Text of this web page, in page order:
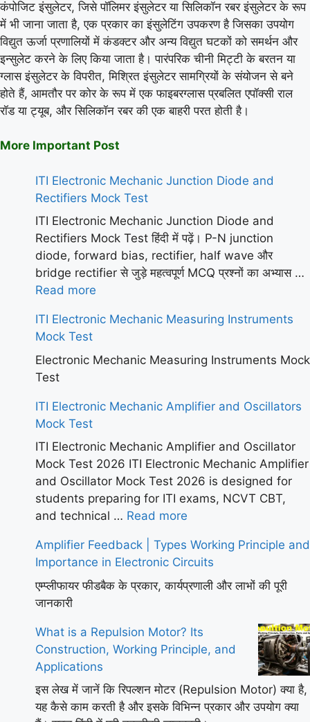
कंपोजिट इंसुलेटर, जिसे पॉलिमर इंसुलेटर या सिलिकॉन रबर इंसुलेटर के रूप
में भी जाना जाता है, एक प्रकार का इंसुलेटिंग उपकरण है जिसका उपयोग
विद्युत ऊर्जा प्रणालियों में कंडक्टर और अन्य विद्युत घटकों को समर्थन और
इन्सुलेट करने के लिए किया जाता है। पारंपरिक चीनी मिट्टी के बरतन या
ग्लास इंसुलेटर के विपरीत, मिश्रित इंसुलेटर सामग्रियों के संयोजन से बने
होते हैं, आमतौर पर कोर के रूप में एक फाइबरग्लास प्रबलित एपॉक्सी राल
रॉड या ट्यूब, और सिलिकॉन रबर की एक बाहरी परत होती है।
More Important Post
ITI Electronic Mechanic Junction Diode and
Rectifiers Mock Test
ITI Electronic Mechanic Junction Diode and
Rectifiers Mock Test हिंदी में पढ़ें। P-N junction
diode, forward bias, rectifier, half wave और
bridge rectifier से जुड़े महत्वपूर्ण MCQ प्रश्नों का अभ्यास …
Read more
ITI Electronic Mechanic Measuring Instruments
Mock Test
Electronic Mechanic Measuring Instruments Mock
Test
ITI Electronic Mechanic Amplifier and Oscillators
Mock Test
ITI Electronic Mechanic Amplifier and Oscillator
Mock Test 2026 ITI Electronic Mechanic Amplifier
and Oscillator Mock Test 2026 is designed for
students preparing for ITI exams, NCVT CBT,
and technical … Read more
Amplifier Feedback | Types Working Principle and
Importance in Electronic Circuits
एम्प्लीफायर फीडबैक के प्रकार, कार्यप्रणाली और लाभों की पूरी
जानकारी
What is a Repulsion Motor? Its
Construction, Working Principle, and
Applications
इस लेख में जानें कि रिपल्शन मोटर (Repulsion Motor) क्या है,
यह कैसे काम करती है और इसके विभिन्न प्रकार और उपयोग क्या